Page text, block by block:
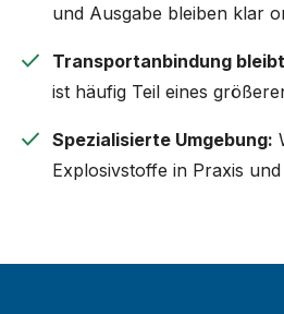
und Ausgabe bleiben klar
check Transportanbindung
ist häufig Teil eines
check Spezialisierte Umgebung:
Explosivstoffe in Praxis